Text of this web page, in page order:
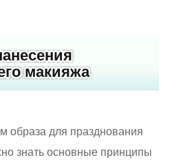
макияжа
образа для празднования
знать основные принципы